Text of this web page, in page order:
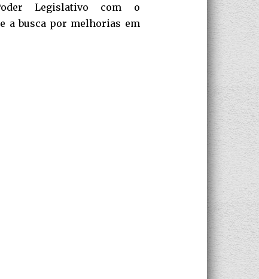
Legislativo com o
a busca por melhorias em